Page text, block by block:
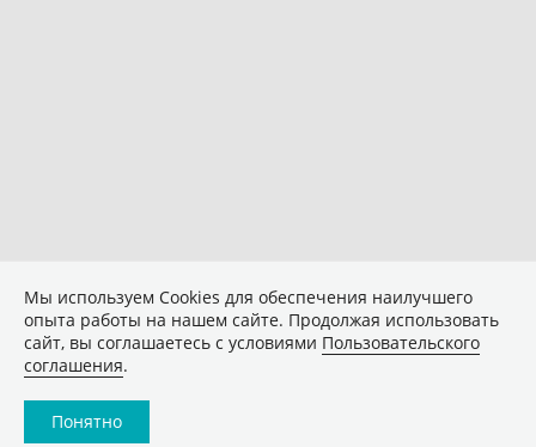
Мы используем Сookies для обеспечения наилучшего
опыта работы на нашем сайте. Продолжая использовать
сайт, вы соглашаетесь с условиями Пользовательского
соглашения.
Понятно